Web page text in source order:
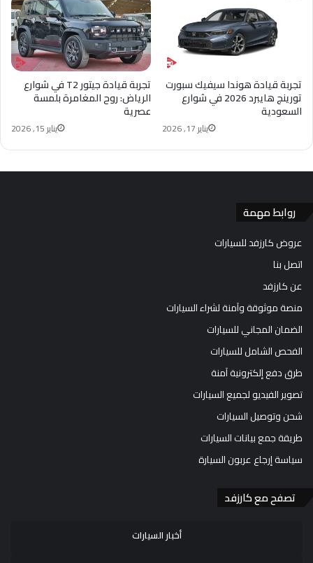
تجربة قيادة جيتور T2 في شوارع
الرياض: روح المغامرة بلمسة
عصرية
يناير 15, 2026
تجربة قيادة هوندا سيفيك سبورت
تورينج هايبرد 2026 في شوارع
السعودية
يناير 17, 2026
روابط مهمة
عروض كارزفد للسيارات
اتصل بنا
عن كارزفد
منصة موثوقة وآمنة لشراء السيارات
الضمان المجاني للسيارات
الفحص الشامل للسيارات
طرق دفع إلكترونية آمنة
تصوير الفيديو لجميع السيارات
شحن وتوصيل السيارات
طريقة جمع بيانات السيارات
سياسة إرجاع عربون السيارة
تصفح مع كارزفد
أخبار السيارات